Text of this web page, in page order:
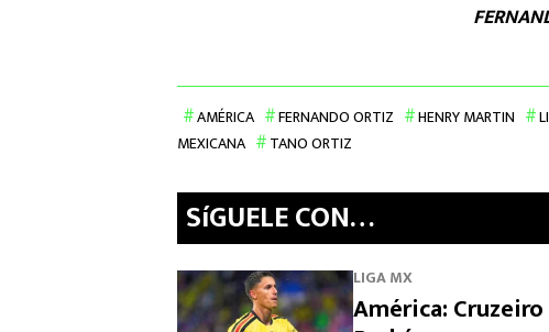
AMÉRICA FERNANDO ORTIZ HENRY MARTIN
MEXICANA
TANO ORTIZ
SíGUELE CON…
LIGA MX
América: